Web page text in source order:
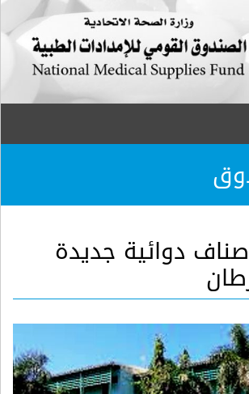
(4) أصناف دوائية جديدة